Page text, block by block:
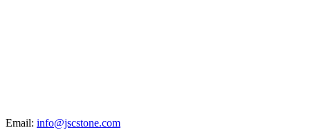
Email: info@jscstone.com